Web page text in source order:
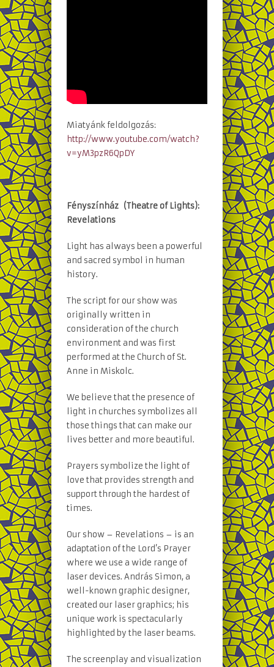
Miatyánk feldolgozás:
http://www.youtube.com/watch?
v=yM3pzR6QpDY
Fényszínház (Theatre of Lights):
Revelations
Light has always been a powerful
and sacred symbol in human
history.
The script for our show was
originally written in
consideration of the church
environment and was first
performed at the Church of St.
Anne in Miskolc.
We believe that the presence of
light in churches symbolizes all
those things that can make our
lives better and more beautiful.
Prayers symbolize the light of
love that provides strength and
support through the hardest of
times.
Our show – Revelations – is an
adaptation of the Lord’s Prayer
where we use a wide range of
laser devices. András Simon, a
well-known graphic designer,
created our laser graphics; his
unique work is spectacularly
highlighted by the laser beams.
The screenplay and visualization